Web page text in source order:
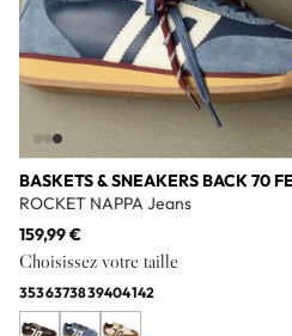
BASKETS & SNEAKERS BACK 70
ROCKET NAPPA Jeans
159,99 €
Choisissez votre taille
3536373839404142